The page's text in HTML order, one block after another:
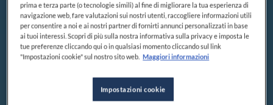
prima e terza parte (o tecnologie simili) al fine di migliorare la tua esperienza di
navigazione web, fare valutazioni sui nostri utenti, raccogliere informazioni utili
per consentire a noi e ai nostri partner di fornirti annunci personalizzati in base
ai tuoi interessi. Scopri di più sulla nostra informativa sulla privacy e imposta le
tue preferenze cliccando qui o in qualsiasi momento cliccando sul link
"Impostazioni cookie" sul nostro sito web. Maggiori informazioni
Impostazioni cookie